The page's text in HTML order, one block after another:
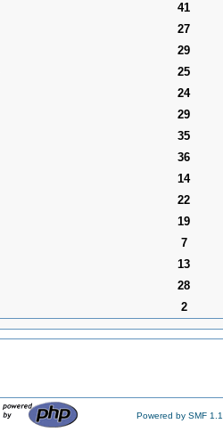
41
27
29
25
24
29
35
36
14
22
19
7
13
28
2
Powered by SMF